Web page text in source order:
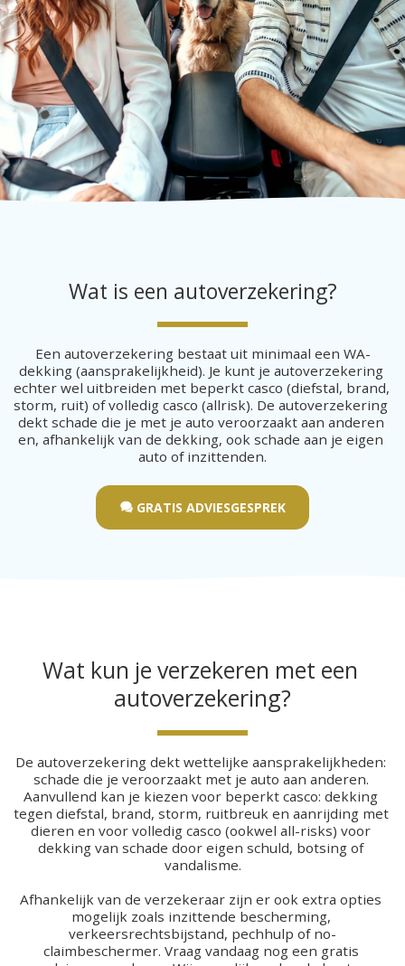
Wat is een autoverzekering?
Een autoverzekering bestaat uit minimaal een WA-
dekking (aansprakelijkheid). Je kunt je autoverzekering
echter wel uitbreiden met beperkt casco (diefstal, brand,
storm, ruit) of volledig casco (allrisk). De autoverzekering
dekt schade die je met je auto veroorzaakt aan anderen
en, afhankelijk van de dekking, ook schade aan je eigen
auto of inzittenden.
GRATIS ADVIESGESPREK
Wat kun je verzekeren met een
autoverzekering?
De autoverzekering dekt wettelijke aansprakelijkheden:
schade die je veroorzaakt met je auto aan anderen.
Aanvullend kan je kiezen voor beperkt casco: dekking
tegen diefstal, brand, storm, ruitbreuk en aanrijding met
dieren en voor volledig casco (ookwel all-risks) voor
dekking van schade door eigen schuld, botsing of
vandalisme.
Afhankelijk van de verzekeraar zijn er ook extra opties
mogelijk zoals inzittende bescherming,
verkeersrechtsbijstand, pechhulp of no-
claimbeschermer. Vraag vandaag nog een gratis